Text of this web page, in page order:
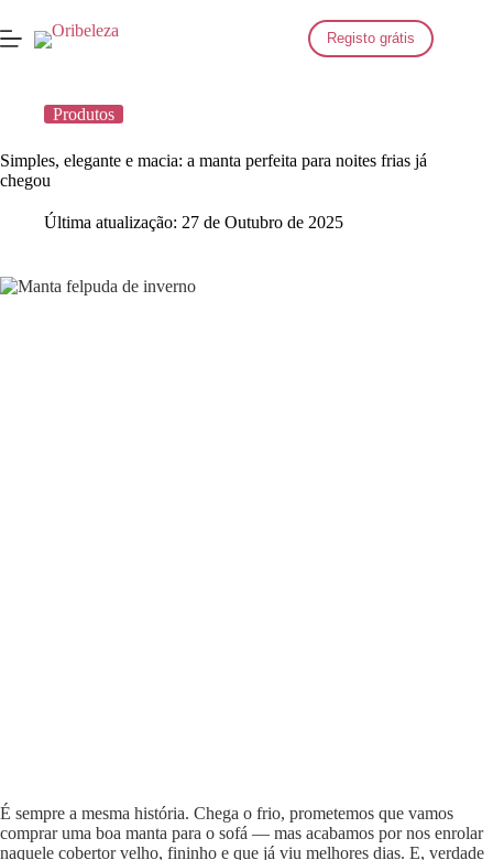
para
o
Registo grátis
Produtos
Simples, elegante e macia: a manta perfeita para noites frias já
chegou
Última atualização: 27 de Outubro de 2025
É sempre a mesma história. Chega o frio, prometemos que vamos
comprar uma boa manta para o sofá — mas acabamos por nos enrolar
naquele cobertor velho, fininho e que já viu melhores dias. E, verdade